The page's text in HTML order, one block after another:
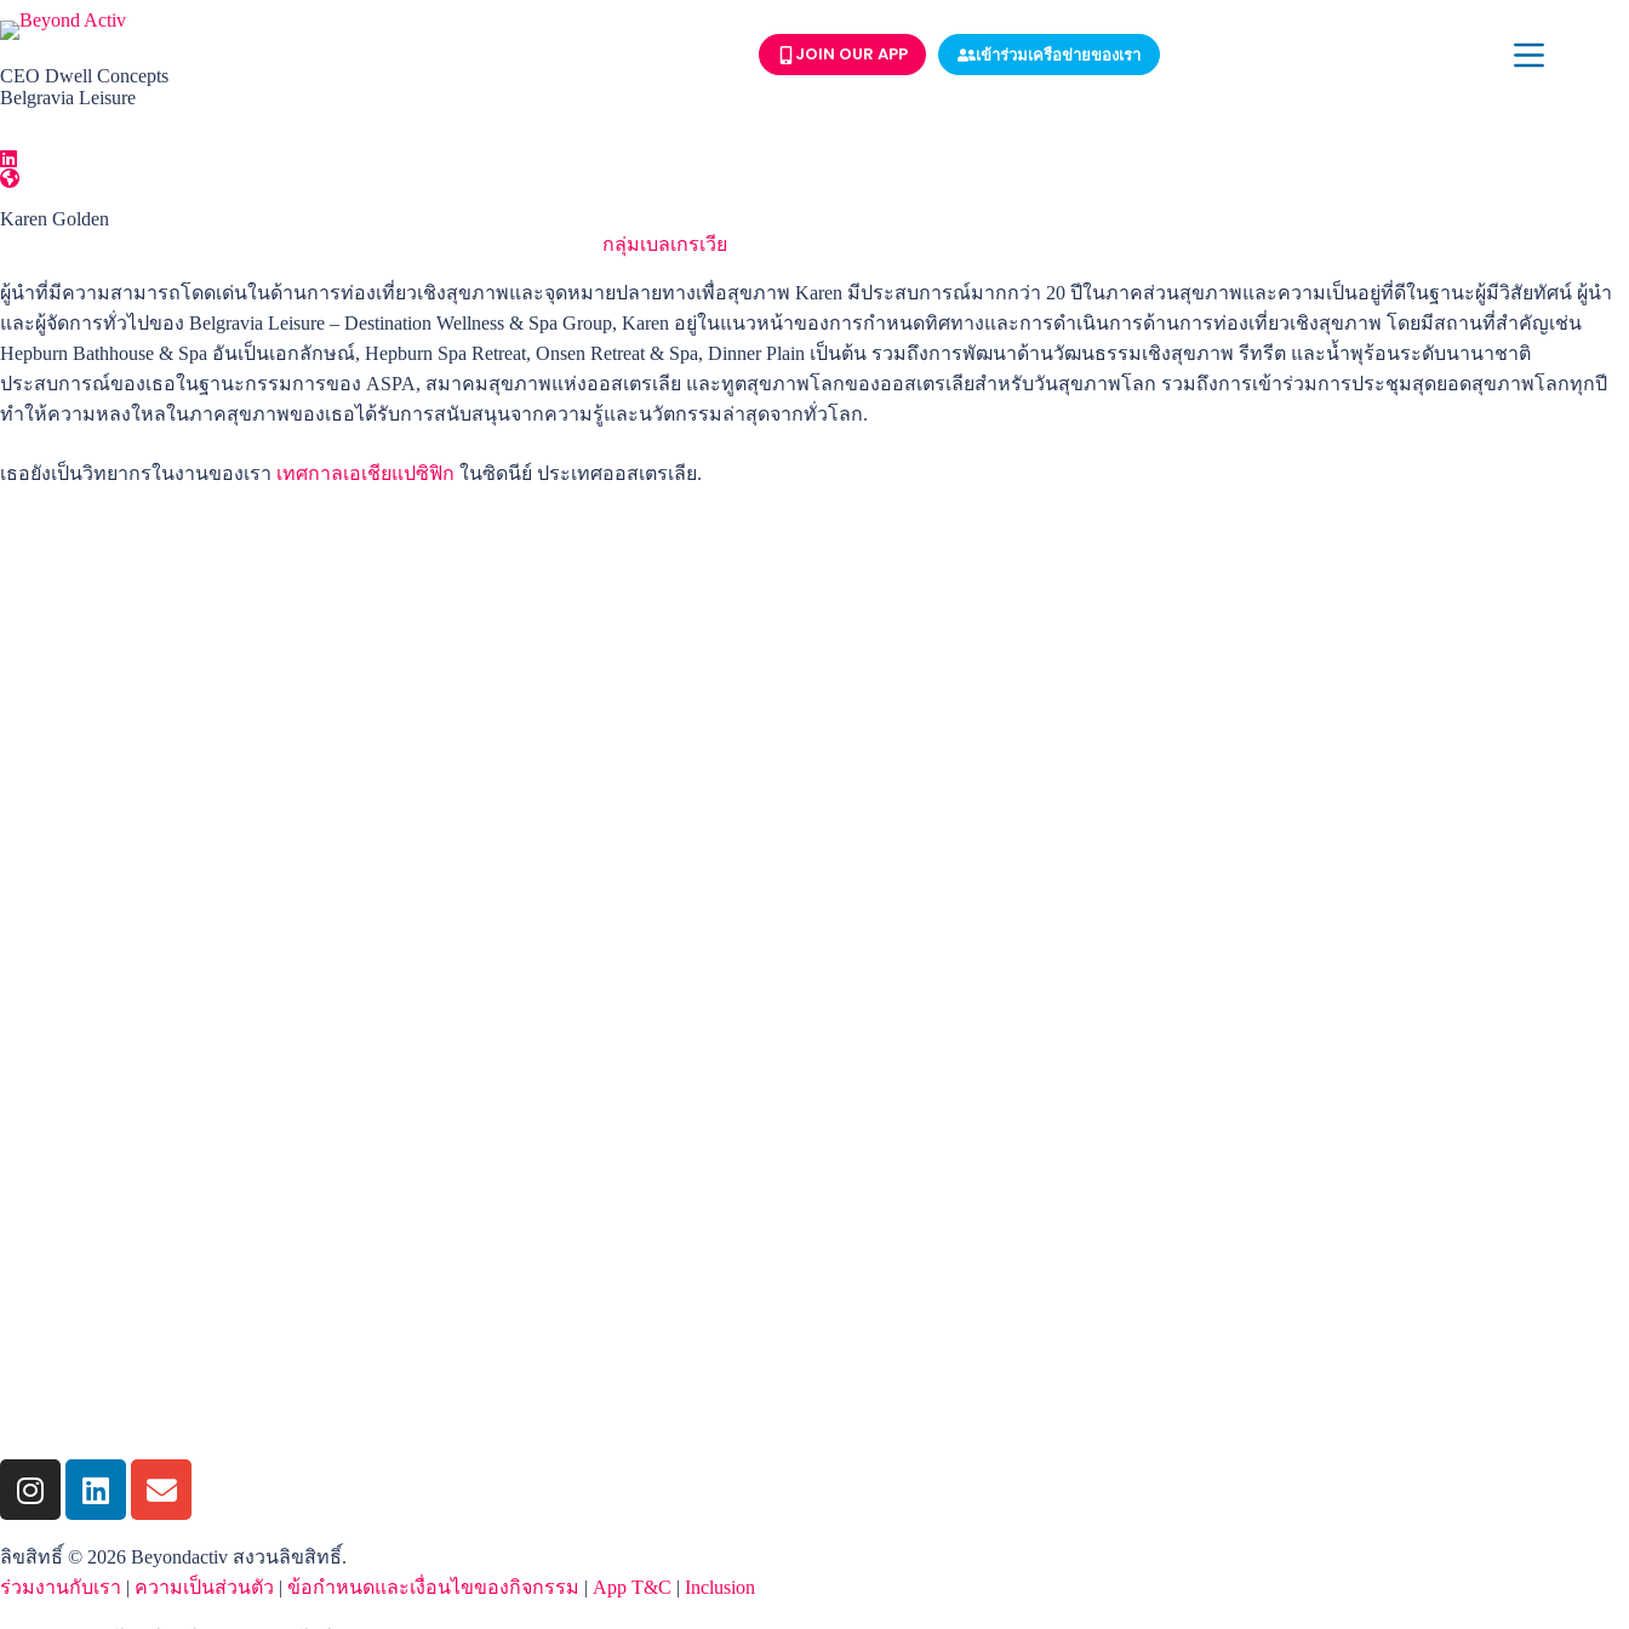
JOIN OUR APP เข้าร่วมเครือข่ายของเรา
CEO Dwell Concepts
Belgravia Leisure
Karen Golden
กลุ่มเบลเกรเวีย
ผู้นำที่มีความสามารถโดดเด่นในด้านการท่องเที่ยวเชิงสุขภาพและจุดหมายปลายทางเพื่อสุขภาพ Karen มีประสบการณ์มากกว่า 20 ปีในภาคส่วนสุขภาพและความเป็นอยู่ที่ดีในฐานะผู้มีวิสัยทัศน์ ผู้นำ
และผู้จัดการทั่วไปของ Belgravia Leisure – Destination Wellness & Spa Group, Karen อยู่ในแนวหน้าของการกำหนดทิศทางและการดำเนินการด้านการท่องเที่ยวเชิงสุขภาพ โดยมีสถานที่สำคัญเช่น
Hepburn Bathhouse & Spa อันเป็นเอกลักษณ์, Hepburn Spa Retreat, Onsen Retreat & Spa, Dinner Plain เป็นต้น รวมถึงการพัฒนาด้านวัฒนธรรมเชิงสุขภาพ รีทรีต และน้ำพุร้อนระดับนานาชาติ
ประสบการณ์ของเธอในฐานะกรรมการของ ASPA, สมาคมสุขภาพแห่งออสเตรเลีย และทูตสุขภาพโลกของออสเตรเลียสำหรับวันสุขภาพโลก รวมถึงการเข้าร่วมการประชุมสุดยอดสุขภาพโลกทุกปี
ทำให้ความหลงใหลในภาคสุขภาพของเธอได้รับการสนับสนุนจากความรู้และนวัตกรรมล่าสุดจากทั่วโลก.
เธอยังเป็นวิทยากรในงานของเรา เทศกาลเอเชียแปซิฟิก ในซิดนีย์ ประเทศออสเตรเลีย.
ลิขสิทธิ์ © 2026 Beyondactiv สงวนลิขสิทธิ์.
ร่วมงานกับเรา | ความเป็นส่วนตัว | ข้อกำหนดและเงื่อนไขของกิจกรรม | App T&C | Inclusion